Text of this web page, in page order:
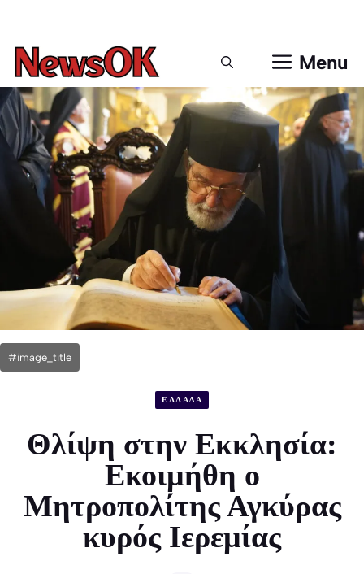
περιεχόμενο
Menu
#image_title
ΕΛΛΑΔΑ
Θλίψη στην Εκκλησία:
Εκοιμήθη ο
Μητροπολίτης Αγκύρας
κυρός Ιερεμίας